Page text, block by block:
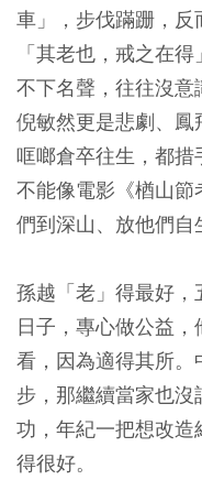
車」，步伐蹣跚，反
「其老也，戒之在
不下名聲，往往沒意
倪敏然更是悲劇、
哐啷倉卒往生，都
不能像電影《楢山
們到深山、放他們
孫越「老」得最好，
日子，專心做公益
看，因為適得其所。
步，那繼續當家也
功，年紀一把想改
得很好。